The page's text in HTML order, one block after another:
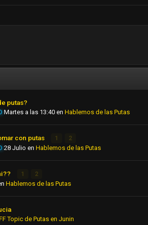
putas?
Martes a las 13:40 en Hablemos de las Putas
con putas 1 2
28 Julio en Hablemos de las Putas
1 2
Hablemos de las Putas
Topic de Putas en Junin